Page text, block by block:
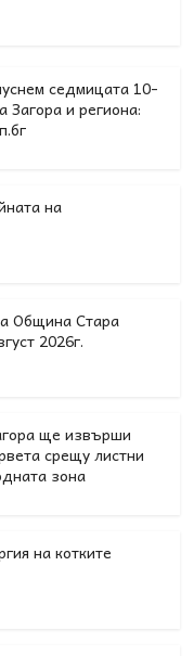
седмицата 10-
Загора и региона:
на
Община Стара
2026г.
ще извърши
срещу листни
зона
на котките